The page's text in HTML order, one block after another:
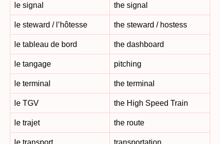
le signal the signal
le steward / l’hôtesse the steward / hostess
le tableau de bord the dashboard
le tangage pitching
le terminal the terminal
le TGV the High Speed Train
le trajet the route
le transport transportation